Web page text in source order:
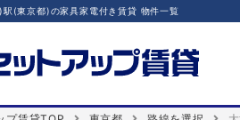
(東京都)の家具家電付き賃貸 物件一覧